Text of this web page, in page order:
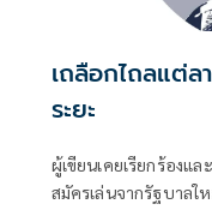
เถลือกไถลแต่ล
ระยะ
ผู้เขียนเคยเรียกร้องแ
สมัครเล่นจากรัฐบาลใ